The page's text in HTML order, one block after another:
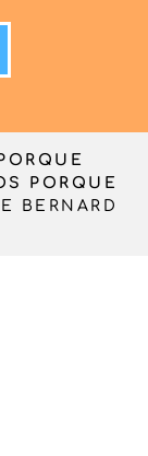
PORQUE
BERNARD